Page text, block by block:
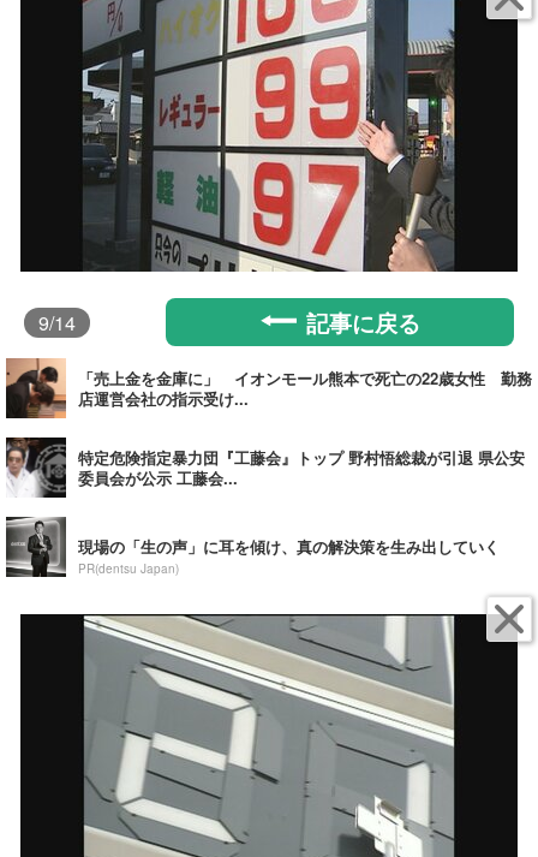
9/14 記事に戻る
「売上金を金庫に」 イオンモール熊本で死亡の22歳女性 勤務
店運営会社の指示受け...
特定危険指定暴力団『工藤会』トップ 野村悟総裁が引退 県公安
委員会が公示 工藤会...
現場の「生の声」に耳を傾け、真の解決策を生み出していく
PR(dentsu Japan)